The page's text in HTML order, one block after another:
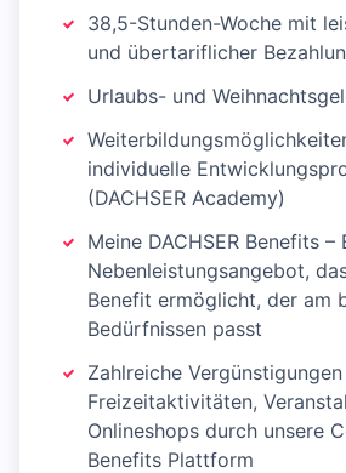
38,5-Stunden-Woche mit
und übertariflicher
Urlaubs- und
individuelle
(DACHSER Academy)
Meine DACHSER Benefits
Nebenleistungsangebot,
Benefit ermöglicht, der am
Bedürfnissen passt
Zahlreiche
Freizeitaktivitäten,
Onlineshops durch unsere
Benefits Plattform